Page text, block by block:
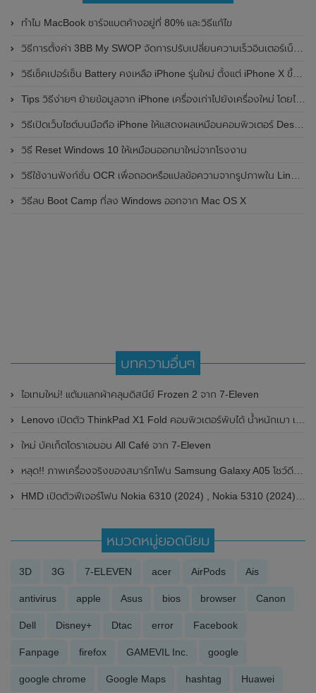
ทำไม MacBook ชาร์จแบตค้างอยู่ที่ 80% และวิธีแก้ไข
วิธีการตั้งค่า 3BB My SWOP จัดการปรับเปลี่ยนความเร็วอินเตอร์เน็ต 3BB Fiber ด้วยตัวเอง
วิธีเช็คเปอร์เซ็น Battery คงเหลือ iPhone รุ่นใหม่ ตั้งแต่ iPhone X ขึ้นไป
Tips วิธีง่ายๆ ย้ายข้อมูลจาก iPhone เครื่องเก่าไปยังเครื่องใหม่ โดยไม่ผ่านคอมพิวเตอร์
วิธีเปิดเว็บไซต์บนมือถือ iPhone ให้แสดงผลเหมือนคอมพิวเตอร์ Desktop
วิธี Reset Windows 10 ให้เหมือนออกมาใหม่จากโรงงาน
วิธีใช้งานฟังก์ชั่น OCR เพื่อถอดหรือแปลข้อความจากรูปภาพใน Line PC
วิธีลบ Boot Camp ที่ลง Windows ออกจาก Mac OS X
บทความอื่นๆ
ไอเทมใหม่! แต้มแลกผ้าคลุมดิสนีย์ Frozen 2 จาก 7-Eleven
Lenovo เปิดตัว ThinkPad X1 Fold คอมพิวเตอร์พับได้ น้ำหนักเบา เครื่องแรกของโลก
ใหม่ บัคเก็ตโดราเอมอน All Café จาก 7-Eleven
หลุด!! ภาพเครื่องจริงของสมาร์ทโฟน Samsung Galaxy A05 โชว์ดีไซน์ทั้งด้านหน้าและด้านหลัง
HMD เปิดตัวฟีเจอร์โฟน Nokia 6310 (2024) , Nokia 5310 (2024) และ Nokia 230 (2024) อย่างเป็นทางการแล้ว
หมวดหมู่ยอดนิยม
3D 3G 7-ELEVEN acer AirPods Ais
antivirus apple Asus bios browser Canon
Dell Disney+ Dtac error Facebook
Fanpage firefox GAMEVIL Inc. google
google chrome Google Maps hashtag Huawei